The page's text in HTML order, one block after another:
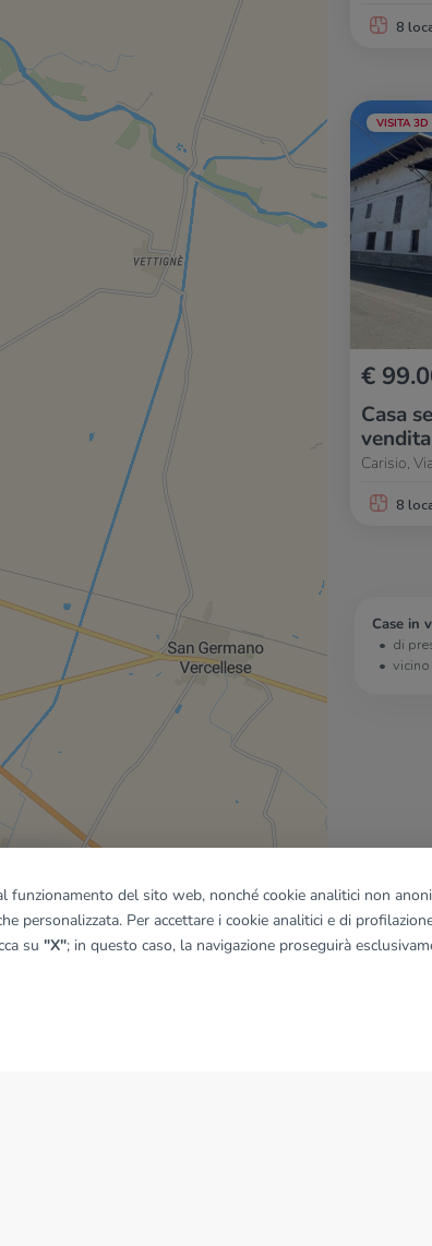
8
VISITA 3D
€
Casa
vendita
Carisio,
8
Case in
di
© OpenMapTiles| © OpenStreetMap contributors
funzionamento del sito web, nonché cookie analitici non
personalizzata. Per accettare i cookie analitici e di
su "X"; in questo caso, la navigazione proseguirà